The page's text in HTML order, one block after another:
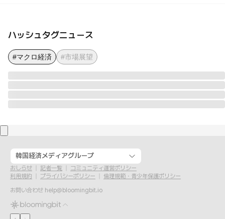
ハッシュタグニュース
#マクロ経済 #市場展望
韓国経済メディアグループ
おしらせ 記者一覧
コミュニティ運営ポリシー
利用規約
プライバシーポリシー
倫理規範・青少年保護ポリシー
お問い合わせ help@bloomingbit.io